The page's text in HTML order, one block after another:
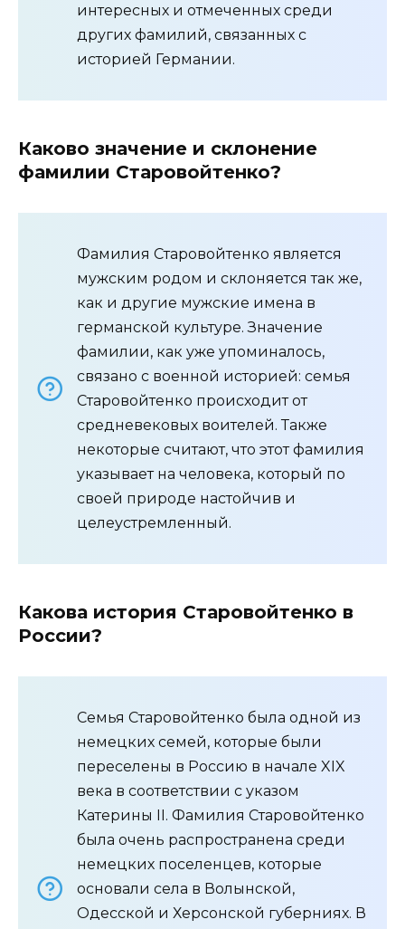
интересных и отмеченных среди
других фамилий, связанных с
историей Германии.
Каково значение и склонение
фамилии Старовойтенко?
Фамилия Старовойтенко является
мужским родом и склоняется так же,
как и другие мужские имена в
германской культуре. Значение
фамилии, как уже упоминалось,
связано с военной историей: семья
Старовойтенко происходит от
средневековых воителей. Также
некоторые считают, что этот фамилия
указывает на человека, который по
своей природе настойчив и
целеустремленный.
Какова история Старовойтенко в
России?
Семья Старовойтенко была одной из
немецких семей, которые были
переселены в Россию в начале XIX
века в соответствии с указом
Катерины II. Фамилия Старовойтенко
была очень распространена среди
немецких поселенцев, которые
основали села в Волынской,
Одесской и Херсонской губерниях. В